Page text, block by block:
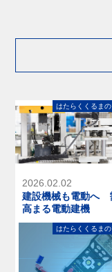
2026.02.02
建設機械も電動へ
高まる電動建機
はたらくくるま
はたらくくるま